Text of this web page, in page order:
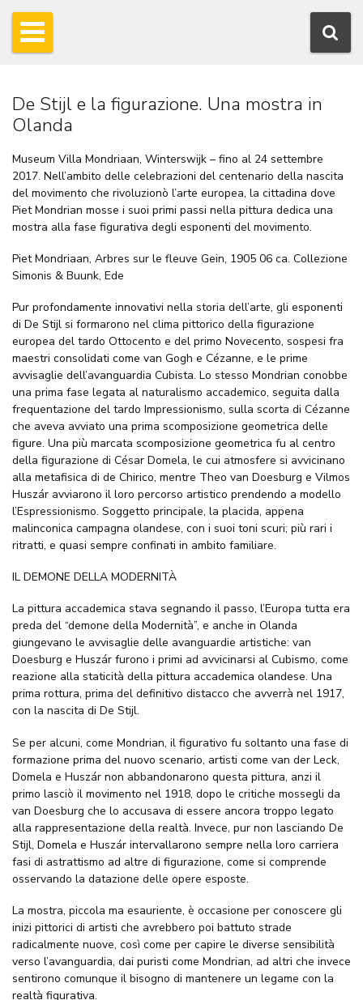
De Stijl e la figurazione. Una mostra in
Olanda
Museum Villa Mondriaan, Winterswijk – fino al 24 settembre
2017. Nell’ambito delle celebrazioni del centenario della nascita
del movimento che rivoluzionò l’arte europea, la cittadina dove
Piet Mondrian mosse i suoi primi passi nella pittura dedica una
mostra alla fase figurativa degli esponenti del movimento.
Piet Mondriaan, Arbres sur le fleuve Gein, 1905 06 ca. Collezione
Simonis & Buunk, Ede
Pur profondamente innovativi nella storia dell’arte, gli esponenti
di De Stijl si formarono nel clima pittorico della figurazione
europea del tardo Ottocento e del primo Novecento, sospesi fra
maestri consolidati come van Gogh e Cézanne, e le prime
avvisaglie dell’avanguardia Cubista. Lo stesso Mondrian conobbe
una prima fase legata al naturalismo accademico, seguita dalla
frequentazione del tardo Impressionismo, sulla scorta di Cézanne
che aveva avviato una prima scomposizione geometrica delle
figure. Una più marcata scomposizione geometrica fu al centro
della figurazione di César Domela, le cui atmosfere si avvicinano
alla metafisica di de Chirico, mentre Theo van Doesburg e Vilmos
Huszár avviarono il loro percorso artistico prendendo a modello
l’Espressionismo. Soggetto principale, la placida, appena
malinconica campagna olandese, con i suoi toni scuri; più rari i
ritratti, e quasi sempre confinati in ambito familiare.
IL DEMONE DELLA MODERNITÀ
La pittura accademica stava segnando il passo, l’Europa tutta era
preda del “demone della Modernità”, e anche in Olanda
giungevano le avvisaglie delle avanguardie artistiche: van
Doesburg e Huszár furono i primi ad avvicinarsi al Cubismo, come
reazione alla staticità della pittura accademica olandese. Una
prima rottura, prima del definitivo distacco che avverrà nel 1917,
con la nascita di De Stijl.
Se per alcuni, come Mondrian, il figurativo fu soltanto una fase di
formazione prima del nuovo scenario, artisti come van der Leck,
Domela e Huszár non abbandonarono questa pittura, anzi il
primo lasciò il movimento nel 1918, dopo le critiche mossegli da
van Doesburg che lo accusava di essere ancora troppo legato
alla rappresentazione della realtà. Invece, pur non lasciando De
Stijl, Domela e Huszár intervallarono sempre nella loro carriera
fasi di astrattismo ad altre di figurazione, come si comprende
osservando la datazione delle opere esposte.
La mostra, piccola ma esauriente, è occasione per conoscere gli
inizi pittorici di artisti che avrebbero poi battuto strade
radicalmente nuove, così come per capire le diverse sensibilità
verso l’avanguardia, dai puristi come Mondrian, ad altri che invece
sentirono comunque il bisogno di mantenere un legame con la
realtà figurativa.